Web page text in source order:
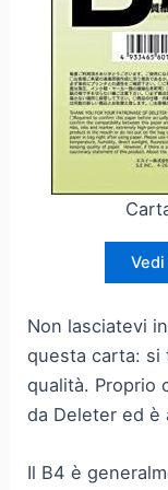
Non lasciatevi
questa carta: si
qualità. Proprio
da Deleter ed è
Il B4 è